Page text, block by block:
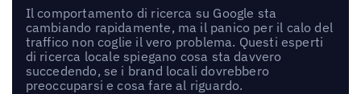
Il comportamento di ricerca su Google sta
cambiando rapidamente, ma il panico per il calo del
traffico non coglie il vero problema. Questi esperti
di ricerca locale spiegano cosa sta davvero
succedendo, se i brand locali dovrebbero
preoccuparsi e cosa fare al riguardo.